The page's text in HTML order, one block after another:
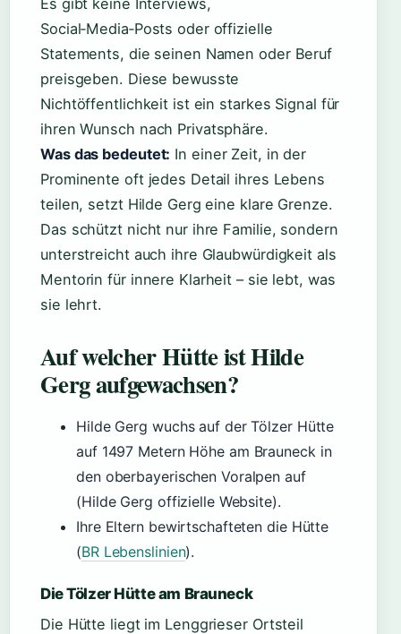
Es gibt keine Interviews,
Social‑Media‑Posts oder offizielle
Statements, die seinen Namen oder Beruf
preisgeben. Diese bewusste
Nichtöffentlichkeit ist ein starkes Signal für
ihren Wunsch nach Privatsphäre.
Was das bedeutet: In einer Zeit, in der
Prominente oft jedes Detail ihres Lebens
teilen, setzt Hilde Gerg eine klare Grenze.
Das schützt nicht nur ihre Familie, sondern
unterstreicht auch ihre Glaubwürdigkeit als
Mentorin für innere Klarheit – sie lebt, was
sie lehrt.
Auf welcher Hütte ist Hilde
Gerg aufgewachsen?
Hilde Gerg wuchs auf der Tölzer Hütte
auf 1497 Metern Höhe am Brauneck in
den oberbayerischen Voralpen auf
(Hilde Gerg offizielle Website).
Ihre Eltern bewirtschafteten die Hütte
(BR Lebenslinien).
Die Tölzer Hütte am Brauneck
Die Hütte liegt im Lenggrieser Ortsteil